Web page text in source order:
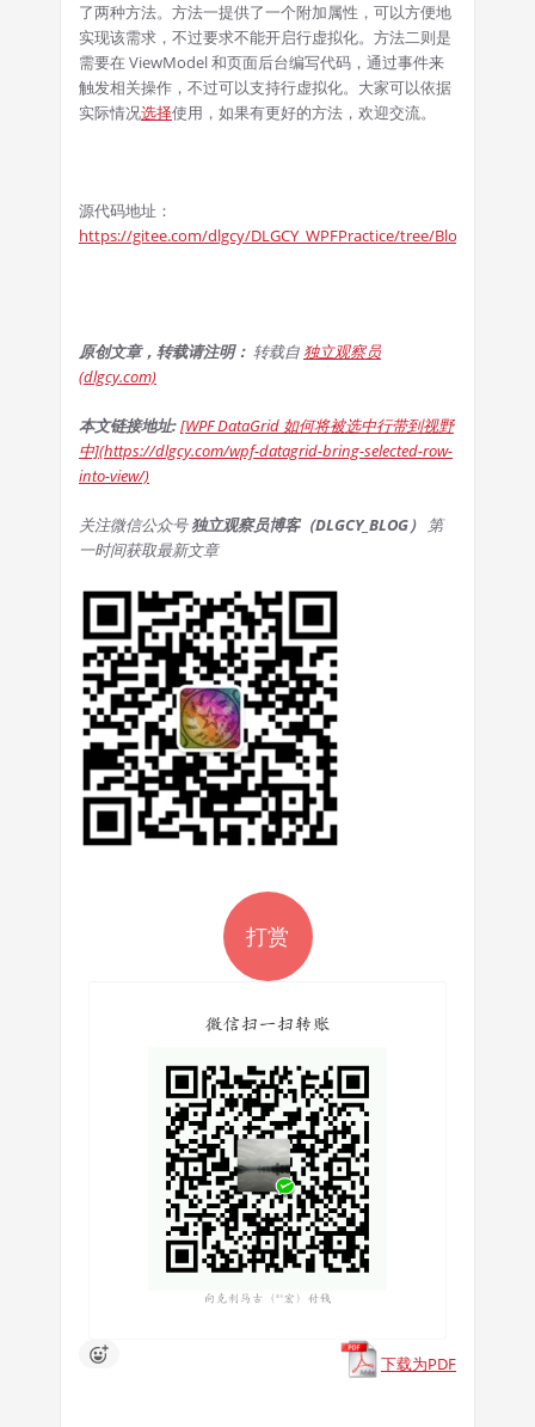
了两种方法。方法一提供了一个附加属性，可以方便地
实现该需求，不过要求不能开启行虚拟化。方法二则是
需要在 ViewModel 和页面后台编写代码，通过事件来
触发相关操作，不过可以支持行虚拟化。大家可以依据
实际情况选择使用，如果有更好的方法，欢迎交流。
源代码地址：
https://gitee.com/dlgcy/DLGCY_WPFPractice/tree/Blog20211211
原创文章，转载请注明： 转载自独立观察员
(dlgcy.com)
本文链接地址:[WPF DataGrid 如何将被选中行带到视野
中](https://dlgcy.com/wpf-datagrid-bring-selected-row-
into-view/)
关注微信公众号独立观察员博客（DLGCY_BLOG）
第
一时间获取最新文章
打赏
下载为PDF